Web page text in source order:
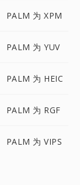
PALM 为 XPM
PALM 为 YUV
PALM 为 HEIC
PALM 为 RGF
PALM 为 VIPS